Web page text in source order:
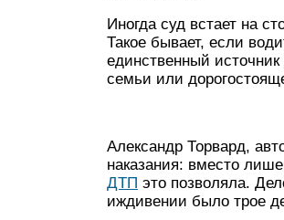
Иногда суд встает на
Такое бывает, если
единственный
семьи или
Александр Торвард,
наказания: вместо
ДТП это позволяла.
иждивении было трое